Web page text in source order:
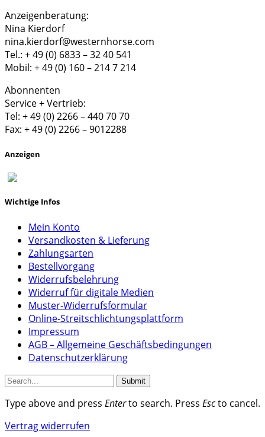
Anzeigenberatung:
Nina Kierdorf
nina.kierdorf@westernhorse.com
Tel.: + 49 (0) 6833 – 32 40 541
Mobil: + 49 (0) 160 – 214 7 214
Abonnenten
Service + Vertrieb:
Tel: + 49 (0) 2266 – 440 70 70
Fax: + 49 (0) 2266 – 9012288
Anzeigen
Wichtige Infos
Mein Konto
Versandkosten & Lieferung
Zahlungsarten
Bestellvorgang
Widerrufsbelehrung
Widerruf für digitale Medien
Muster-Widerrufsformular
Online-Streitschlichtungsplattform
Impressum
AGB – Allgemeine Geschäftsbedingungen
Datenschutzerklärung
Submit
Type above and press Enterto search. Press Escto cancel.
Vertrag widerrufen